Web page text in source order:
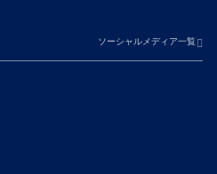
ソーシャルメディア一覧